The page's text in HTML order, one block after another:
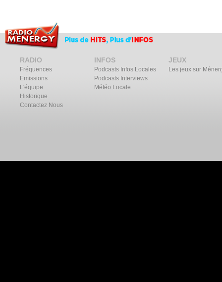
RADIO
Fréquences
Emissions
L'équipe
Historique
Contactez Nous
INFOS
Podcasts Infos Locales
Podcasts Interviews
Météo Locale
JEUX
Les jeux sur